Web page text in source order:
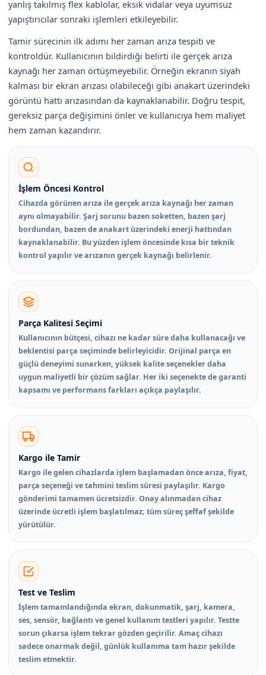
yanlış takılmış flex kablolar, eksik vidalar veya uyumsuz
yapıştırıcılar sonraki işlemleri etkileyebilir.
Tamir sürecinin ilk adımı her zaman arıza tespiti ve
kontroldür. Kullanıcının bildirdiği belirti ile gerçek arıza
kaynağı her zaman örtüşmeyebilir. Örneğin ekranın siyah
kalması bir ekran arızası olabileceği gibi anakart üzerindeki
görüntü hattı arızasından da kaynaklanabilir. Doğru tespit,
gereksiz parça değişimini önler ve kullanıcıya hem maliyet
hem zaman kazandırır.
İşlem Öncesi Kontrol
Cihazda görünen arıza ile gerçek arıza kaynağı her zaman
aynı olmayabilir. Şarj sorunu bazen soketten, bazen şarj
bordundan, bazen de anakart üzerindeki enerji hattından
kaynaklanabilir. Bu yüzden işlem öncesinde kısa bir teknik
kontrol yapılır ve arızanın gerçek kaynağı belirlenir.
Parça Kalitesi Seçimi
Kullanıcının bütçesi, cihazı ne kadar süre daha kullanacağı ve
beklentisi parça seçiminde belirleyicidir. Orijinal parça en
güçlü deneyimi sunarken, yüksek kalite seçenekler daha
uygun maliyetli bir çözüm sağlar. Her iki seçenekte de garanti
kapsamı ve performans farkları açıkça paylaşılır.
Kargo ile Tamir
Kargo ile gelen cihazlarda işlem başlamadan önce arıza, fiyat,
parça seçeneği ve tahmini teslim süresi paylaşılır. Kargo
gönderimi tamamen ücretsizdir. Onay alınmadan cihaz
üzerinde ücretli işlem başlatılmaz; tüm süreç şeffaf şekilde
yürütülür.
Test ve Teslim
İşlem tamamlandığında ekran, dokunmatik, şarj, kamera,
ses, sensör, bağlantı ve genel kullanım testleri yapılır. Testte
sorun çıkarsa işlem tekrar gözden geçirilir. Amaç cihazı
sadece onarmak değil, günlük kullanıma tam hazır şekilde
teslim etmektir.